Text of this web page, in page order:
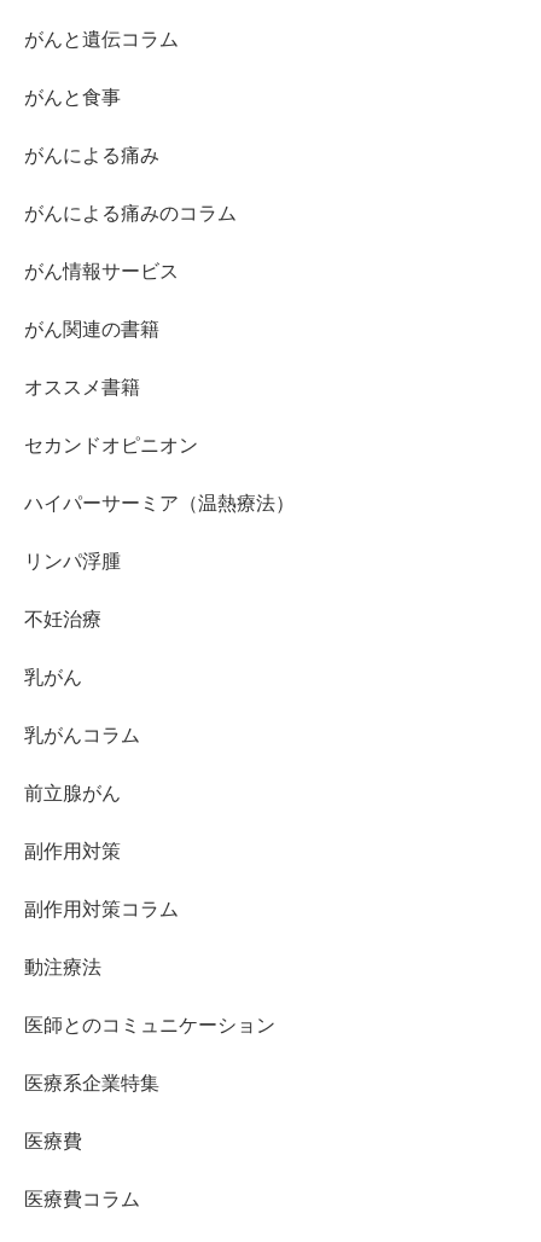
がんと遺伝コラム
がんと食事
がんによる痛み
がんによる痛みのコラム
がん情報サービス
がん関連の書籍
オススメ書籍
セカンドオピニオン
ハイパーサーミア（温熱療法）
リンパ浮腫
不妊治療
乳がん
乳がんコラム
前立腺がん
副作用対策
副作用対策コラム
動注療法
医師とのコミュニケーション
医療系企業特集
医療費
医療費コラム